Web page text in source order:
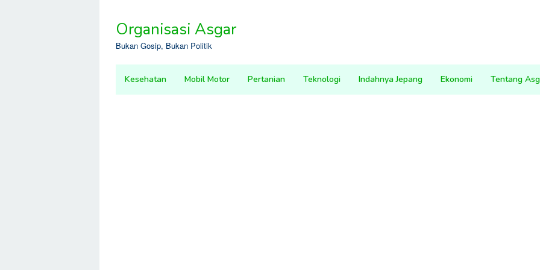
contentOrganisasi Asgar
Bukan Gosip, Bukan Politik
Kesehatan Mobil Motor Pertanian Teknologi Indahnya Jepang Ekonomi Tentang